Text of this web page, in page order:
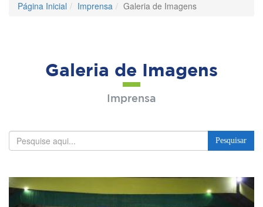
Navegação
Página Inicial Imprensa Galeria de Imagens
Galeria de Imagens
Imprensa
Pesquisar